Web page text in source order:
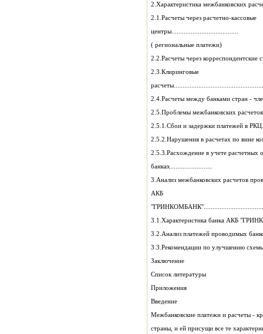
2.Характеристика межбанковских
2.1.Расчеты через расчетно-кассовые
центры......................................
( региональные платежи)
2.3.Клиринговые
2.4.Расчеты между банками стран -
2.5.Проблемы межбанковских
2.5.1.Сбои и задержки платежей в
2.5.2.Нарушения в расчетах по вине
2.5.3.Расхождение в учете расчетных
банках........................
3.Анализ межбанковских расчетов
АКБ
3.1.Характеристика банка АКБ
3.2.Анализ платежей проводимых
3.3.Рекомендации по улучшению
Заключение
Список литературы
Приложения
Введение